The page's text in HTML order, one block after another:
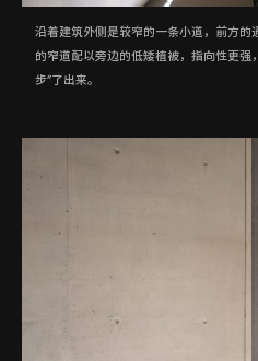
沿着建筑外侧是较窄的一条小道，前方的
的窄道配以旁边的低矮植被，指向性更强
步”了出来。